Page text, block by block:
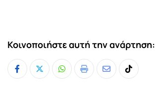
Κοινοποιήστε αυτή την ανάρτηση:
Whatsapp
Print
ShareTiktok